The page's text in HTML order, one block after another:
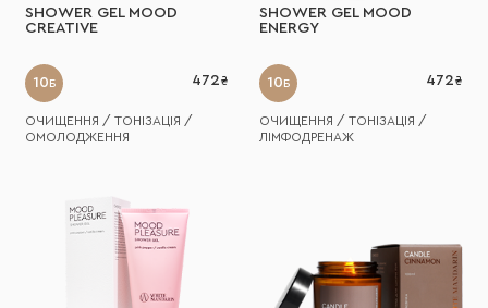
SHOWER GEL MOOD
CREATIVE
10 Б 472
ОЧИЩЕННЯ / ТОНІЗАЦІЯ /
ОМОЛОДЖЕННЯ
SHOWER GEL MOOD
ENERGY
10 Б 472
ОЧИЩЕННЯ / ТОНІЗАЦІЯ /
ЛІМФОДРЕНАЖ